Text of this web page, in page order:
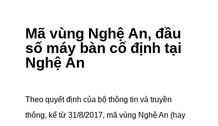
Mã vùng Nghệ An, đầu
số máy bàn cố định tại
Nghệ An
Theo quyết định của bộ thông tin và truyền
thông, kể từ 31/8/2017, mã vùng Nghệ An (hay